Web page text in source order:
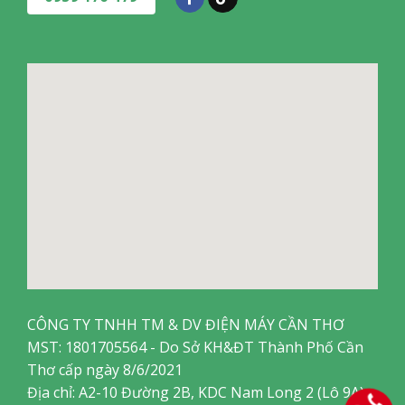
đang là sự lựa chọn được nhiều người tiêu dùng tin tưởng.
đến cảm giác thoải mái và dễ chịu trong những ngày thời tiết
CÔNG TY TNHH TM & DV ĐIỆN MÁY CẦN THƠ
MST: 1801705564 - Do Sở KH&ĐT Thành Phố Cần
Thơ cấp ngày 8/6/2021
Địa chỉ: A2-10 Đường 2B, KDC Nam Long 2 (Lô 9A),